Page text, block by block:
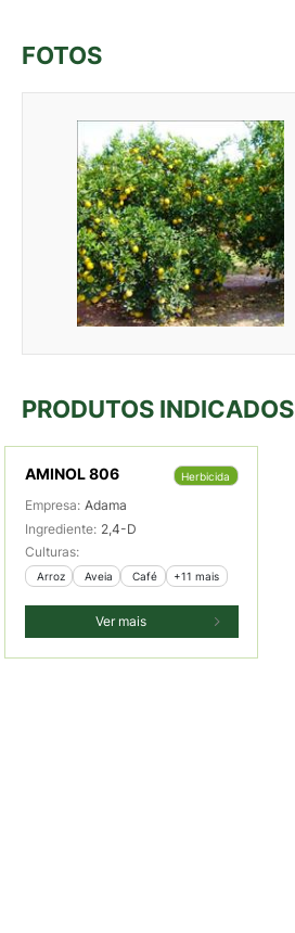
FOTOS
PRODUTOS INDICADOS
AMINOL 806 Herbicida
Empresa: Adama
Ingrediente: 2,4-D
Culturas:
Arroz Aveia Café +11 mais
Ver mais